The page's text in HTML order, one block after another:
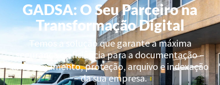
GADSA: O Seu Parceiro na
Transformação Digital
Temos a solução que garante a máxima
segurança e eficiência para a documentação –
armazenamento, proteção, arquivo e indexação
– da sua empresa.